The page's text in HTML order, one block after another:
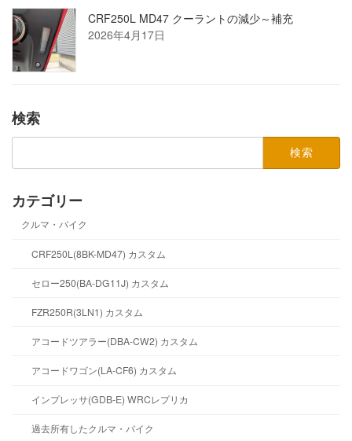
CRF250L MD47 クーラントの減少～補充
2026年4月17日
検索
カテゴリー
クルマ・バイク
CRF250L(8BK-MD47) カスタム
セロー250(BA-DG11J) カスタム
FZR250R(3LN1) カスタム
アコードツアラー(DBA-CW2) カスタム
アコードワゴン(LA-CF6) カスタム
インプレッサ(GDB-E) WRCレプリカ
過去所有したクルマ・バイク